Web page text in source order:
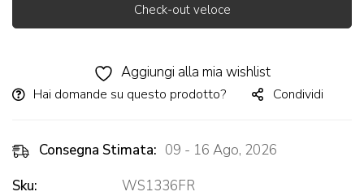
Check-out veloce
Aggiungi alla mia wishlist
Hai domande su questo prodotto? Condividi
Consegna Stimata: 09 - 16 Ago, 2026
Sku:
WS1336FR